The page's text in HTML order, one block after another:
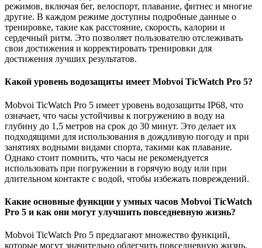
режимов, включая бег, велоспорт, плавание, фитнес и многие
другие. В каждом режиме доступны подробные данные о
тренировке, такие как расстояние, скорость, калории и
сердечный ритм. Это позволяет пользователю отслеживать
свои достижения и корректировать тренировки для
достижения лучших результатов.
Какой уровень водозащиты имеет Mobvoi TicWatch Pro 5?
Mobvoi TicWatch Pro 5 имеет уровень водозащиты IP68, что
означает, что часы устойчивы к погружению в воду на
глубину до 1,5 метров на срок до 30 минут. Это делает их
подходящими для использования в дождливую погоду и при
занятиях водными видами спорта, такими как плавание.
Однако стоит помнить, что часы не рекомендуется
использовать при погружении в горячую воду или при
длительном контакте с водой, чтобы избежать повреждений.
Какие основные функции у умных часов Mobvoi TicWatch
Pro 5 и как они могут улучшить повседневную жизнь?
Mobvoi TicWatch Pro 5 предлагают множество функций,
которые могут значительно облегчить повседневную жизнь.